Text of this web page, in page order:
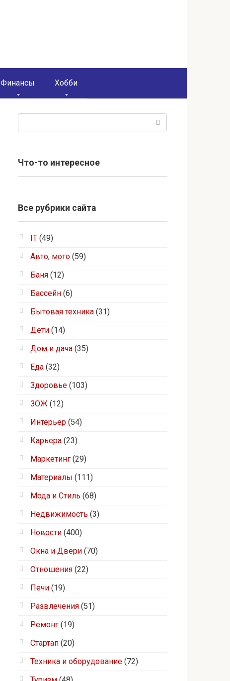
Финансы Хобби
Что-то интересное
Все рубрики сайта
IT (49)
Авто, мото (59)
Баня (12)
Бассейн (6)
Бытовая техника (31)
Дети (14)
Дом и дача (35)
Еда (32)
Здоровье (103)
ЗОЖ (12)
Интерьер (54)
Карьера (23)
Маркетинг (29)
Материалы (111)
Мода и Стиль (68)
Недвижимость (3)
Новости (400)
Окна и Двери (70)
Отношения (22)
Печи (19)
Развлечения (51)
Ремонт (19)
Стартап (20)
Техника и оборудование (72)